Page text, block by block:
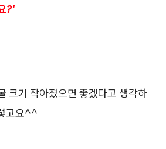
?'
크기 작아졌으면 좋겠다고 생각하
고요^^